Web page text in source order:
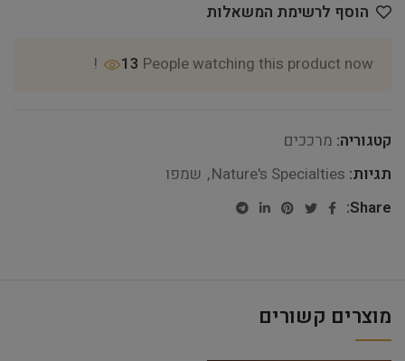
הוסף לרשימת המשאלות
13 People watching this product now!
קטגוריה: מרככים
תגיות: Nature's Specialties
, שמפו
Share:
מוצרים קשורים